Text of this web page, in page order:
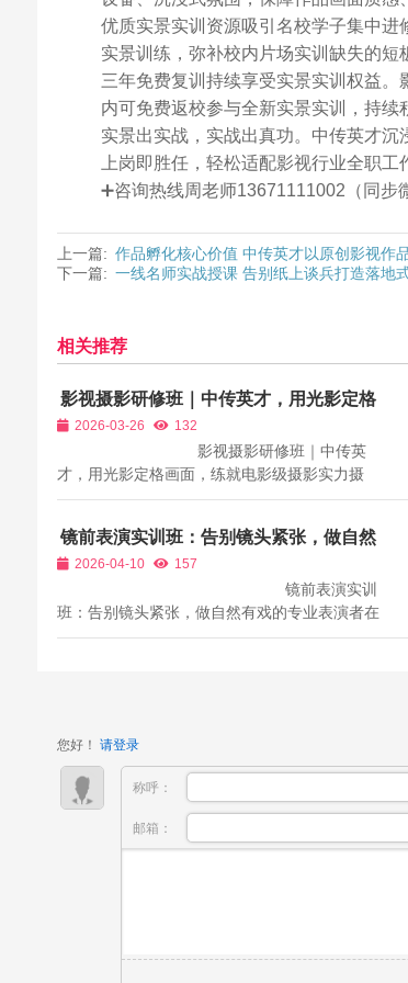
优质实景实训资源吸引名校学子集中
实景训练，弥补校内片场实训缺失的短
三年免费复训持续享受实景实训权益
内可免费返校参与全新实景实训，持续
实景出实战，实战出真功。中传英才沉
上岗即胜任，轻松适配影视行业全职工
➕咨询热线周老师13671111002（同步
上一篇: 作品孵化核心价值 中传英才以原创影视作
下一篇: 一线名师实战授课 告别纸上谈兵打造落地
相关推荐
影视摄影研修班｜中传英才，用光影定格
画面，练就电影级摄影实力
2026-03-26 132
影视摄影研修班｜中传英
才，用光影定格画面，练就电影级摄影实力摄
影，是影视作品的“眼睛”，是传递情感、塑造氛
摄影师，不仅需要熟练掌握器材操作，更需要具
备敏锐的光影感知能力、精湛...
镜前表演实训班：告别镜头紧张，做自然
有戏的专业表演者
2026-04-10 157
镜前表演实训
班：告别镜头紧张，做自然有戏的专业表演者在
影视、短视频、广告、直播等行业快速发展的当
您好！ 请登录
称呼：
邮箱：